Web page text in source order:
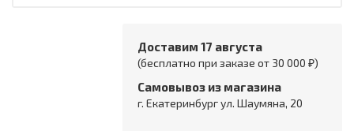
Доставим 17 августа
(бесплатно при заказе от 30 000 ₽)
Самовывоз из магазина
г. Екатеринбург ул. Шаумяна, 20